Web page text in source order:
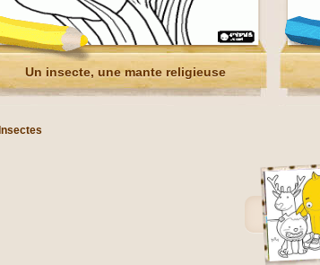
Un insecte, une mante religieuse
Insectes